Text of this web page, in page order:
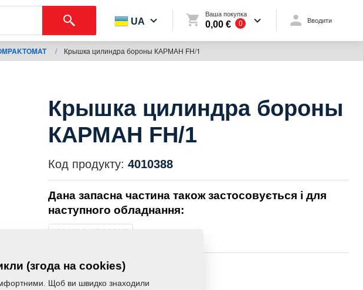
UA
Ваша покупка
0,00 € 0 Вводити
/ Крышка цилиндра бороны КАРМАН FH/1
Крышка цилиндра бороны
КАРМАН FH/1
Код продукту: 4010388
Дана запасна частина також застосовується і для
наступного обладнання:
KOMPAKTOMAT
Маса:
(згода на cookies)
Щоб ви швидко знаходили